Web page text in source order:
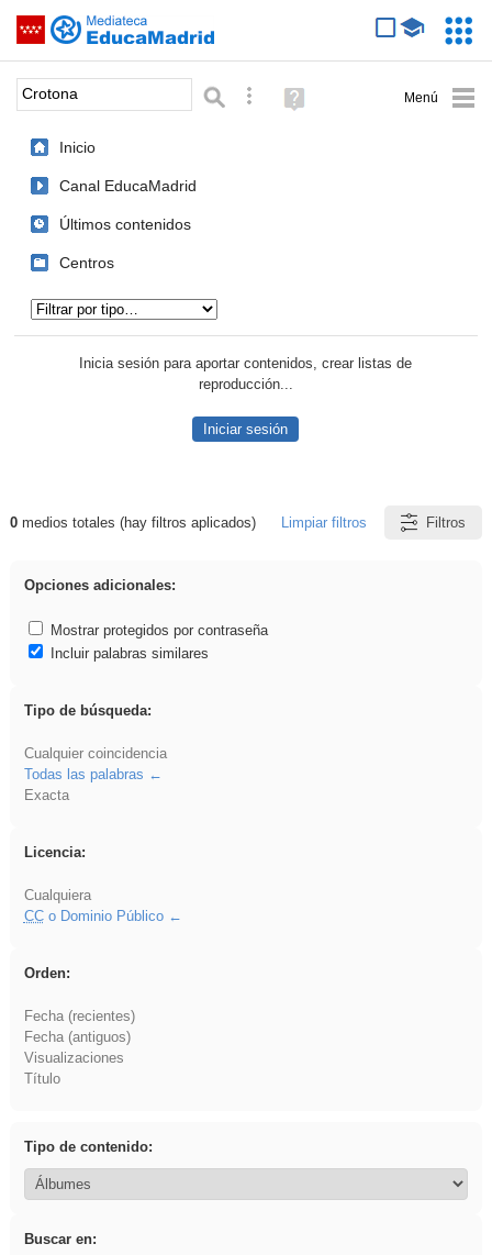
Saltar navegación
Palabra o frase: Búsqueda avanzada
Ayuda
(en
Inicio
Canal EducaMadrid
Últimos contenidos
Centros
Inicia sesión para aportar contenidos, crear listas de
reproducción...
Iniciar sesión
Resultados de: Crotona
0medios totales (hay filtros aplicados) Limpiar filtros Filtros
Opciones adicionales:
Mostrar protegidos por contraseña
Incluir palabras similares
Tipo de búsqueda:
Cualquier coincidencia
Todas las palabras
Exacta
Licencia:
Cualquiera
CCo Dominio Público
Orden:
Fecha (recientes)
Fecha (antiguos)
Visualizaciones
Título
Tipo de contenido:
Buscar en: